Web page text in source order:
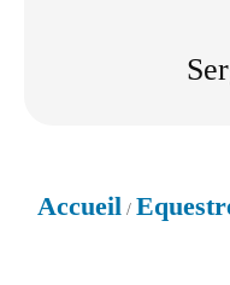
Accueil /